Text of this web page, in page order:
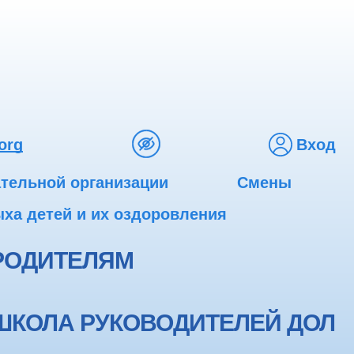
Вход
организации
Смены
детей и их оздоровления
РУКОВОДИТЕЛЕЙ ДОЛ